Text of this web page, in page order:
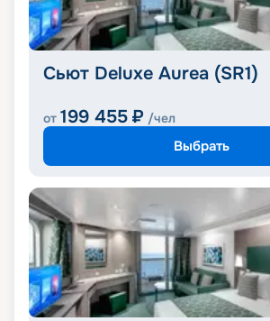
Сьют Deluxe Aurea (SR1)
от 199 455 ₽ /чел
Выбрать